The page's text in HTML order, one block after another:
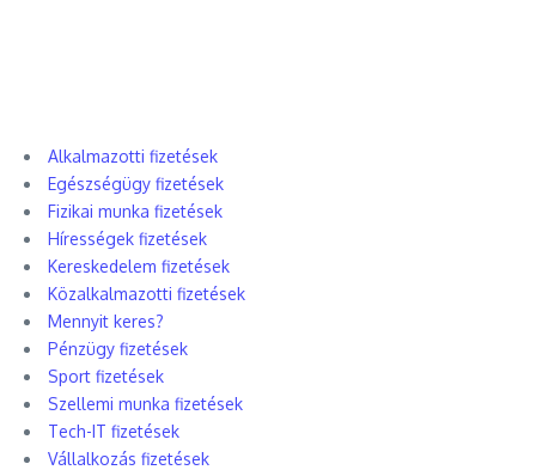
Alkalmazotti fizetések
Egészségügy fizetések
Fizikai munka fizetések
Hírességek fizetések
Kereskedelem fizetések
Közalkalmazotti fizetések
Mennyit keres?
Pénzügy fizetések
Sport fizetések
Szellemi munka fizetések
Tech-IT fizetések
Vállalkozás fizetések